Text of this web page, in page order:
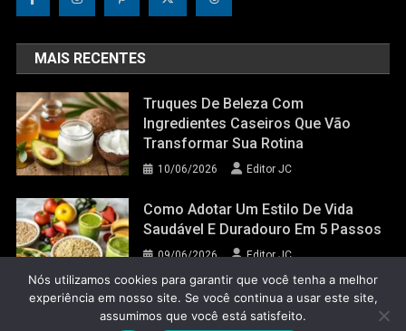
MAIS RECENTES
Truques De Beleza Com
Ingredientes Caseiros Que Vão
Transformar Sua Rotina
10/06/2026 Editor JC
Como Adotar Um Estilo De Vida
Saudável E Duradouro Em 5 Passos
09/06/2026 Editor JC
Nós utilizamos cookies para garantir que você tenha a melhor
experiência em nosso site. Se você continua a usar este site,
assumimos que você está satisfeito.